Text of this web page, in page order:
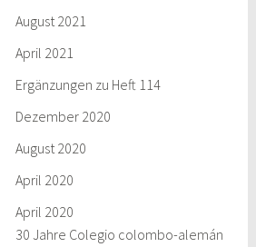
August 2021
April 2021
Ergänzungen zu Heft 114
Dezember 2020
August 2020
April 2020
April 2020
30 Jahre Colegio colombo-alemán